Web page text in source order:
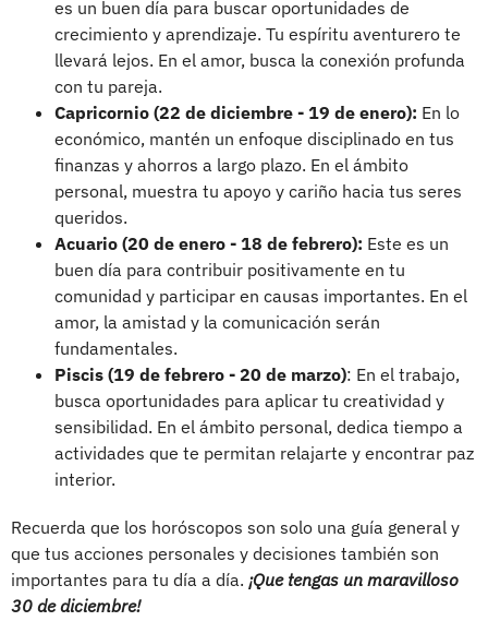
es un buen día para buscar oportunidades de
crecimiento y aprendizaje. Tu espíritu aventurero te
llevará lejos. En el amor, busca la conexión profunda
con tu pareja.
Capricornio (22 de diciembre - 19 de enero): En lo
económico, mantén un enfoque disciplinado en tus
finanzas y ahorros a largo plazo. En el ámbito
personal, muestra tu apoyo y cariño hacia tus seres
queridos.
Acuario (20 de enero - 18 de febrero): Este es un
buen día para contribuir positivamente en tu
comunidad y participar en causas importantes. En el
amor, la amistad y la comunicación serán
fundamentales.
Piscis (19 de febrero - 20 de marzo): En el trabajo,
busca oportunidades para aplicar tu creatividad y
sensibilidad. En el ámbito personal, dedica tiempo a
actividades que te permitan relajarte y encontrar paz
interior.
Recuerda que los horóscopos son solo una guía general y
que tus acciones personales y decisiones también son
importantes para tu día a día. ¡Que tengas un maravilloso
30 de diciembre!